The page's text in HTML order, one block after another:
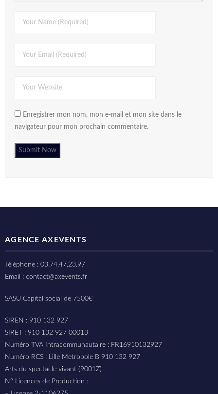
Enregistrer mon nom, mon e-mail et mon site dans le
navigateur pour mon prochain commentaire.
AGENCE AXEVENTS
Téléphone : 03.74.47.23.97
Email : contact@axevents.fr
SASU Capital social de 7500€
SIREN : 910 132 927
SIRET : 910 132 927 00013
Numéro TVA Intracommunautaire : FR16910132927
Numéro RCS : Lille Metropole B 910 132 927
Arts du spectacle vivant (9001Z)
N° Licences de Production :